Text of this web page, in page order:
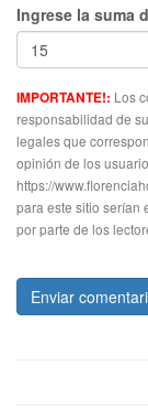
Ingrese la suma
IMPORTANTE!: Los
responsabilidad de
legales que
opinión de los
https://
para este sitio serían
por parte de los
Enviar